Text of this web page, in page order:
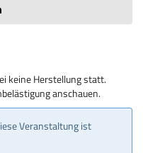
keine Herstellung statt.
anschauen.
Veranstaltung ist